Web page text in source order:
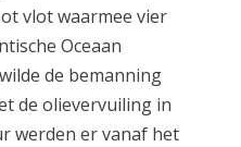
vlot waarmee vier
Oceaan
de bemanning
de olievervuiling in
werden er vanaf het